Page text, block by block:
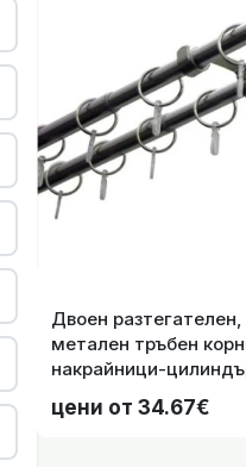
Двоен
метален тръбен корниз ф16/
накрайници-
240см. цвят сив-
цени от 34.67€
Двоен